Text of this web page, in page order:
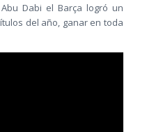
Dabi el Barça logró un
del año, ganar en toda